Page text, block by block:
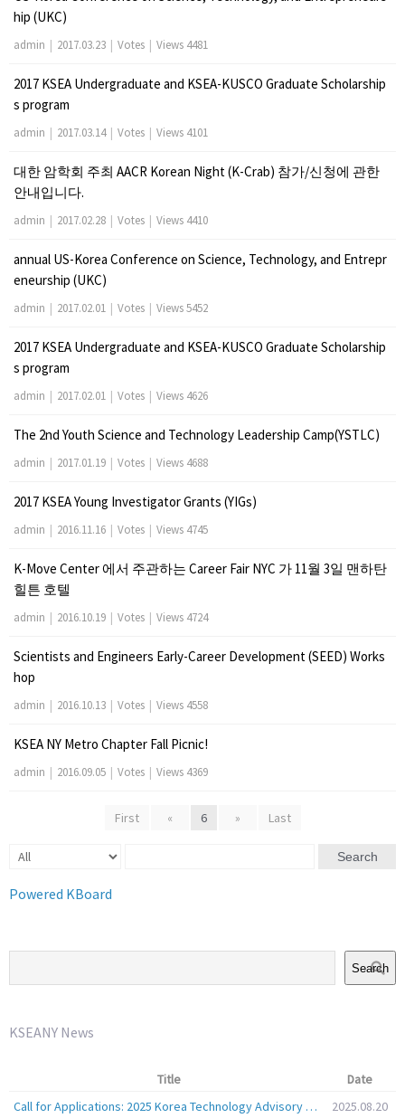
hip (UKC)
admin | 2017.03.23 | Votes | Views 4481
2017 KSEA Undergraduate and KSEA-KUSCO Graduate Scholarship
s program
admin | 2017.03.14 | Votes | Views 4101
대한 암학회 주최 AACR Korean Night (K-Crab) 참가/신청에 관한
안내입니다.
admin | 2017.02.28 | Votes | Views 4410
annual US-Korea Conference on Science, Technology, and Entrepr
eneurship (UKC)
admin | 2017.02.01 | Votes | Views 5452
2017 KSEA Undergraduate and KSEA-KUSCO Graduate Scholarship
s program
admin | 2017.02.01 | Votes | Views 4626
The 2nd Youth Science and Technology Leadership Camp(YSTLC)
admin | 2017.01.19 | Votes | Views 4688
2017 KSEA Young Investigator Grants (YIGs)
admin | 2016.11.16 | Votes | Views 4745
K-Move Center 에서 주관하는 Career Fair NYC 가 11월 3일 맨하탄
힐튼 호텔
admin | 2016.10.19 | Votes | Views 4724
Scientists and Engineers Early-Career Development (SEED) Works
hop
admin | 2016.10.13 | Votes | Views 4558
KSEA NY Metro Chapter Fall Picnic!
admin | 2016.09.05 | Votes | Views 4369
First « 6 » Last
Search
Powered KBoard
Search
KSEANY News
Title
Date
Call for Applications: 2025 Korea Technology Advisory Group (K-TAG)
2025.08.20